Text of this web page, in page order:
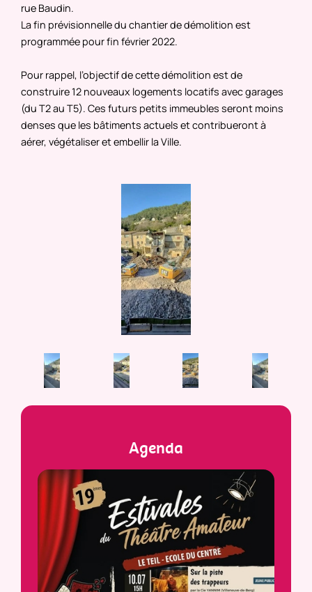
rue Baudin.
La fin prévisionnelle du chantier de démolition est
programmée pour fin février 2022.
Pour rappel, l’objectif de cette démolition est de
construire 12 nouveaux logements locatifs avec garages
(du T2 au T5). Ces futurs petits immeubles seront moins
denses que les bâtiments actuels et contribueront à
aérer, végétaliser et embellir la Ville.
Agenda